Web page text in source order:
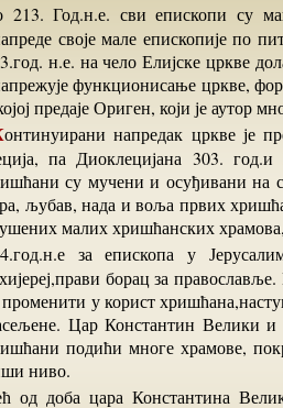
своје мале епископије по
н.е. на чело Елијске цркве
функционисање цркве,
предаје Ориген, који је аутор
императора
па Диоклецијана 303.
су мучени и осуђивани на
љубав, нада и воља првих
малих хришћанских
борац за
променити у корист
Цар Константин Велики и
подићи многе храмове,
ниво.